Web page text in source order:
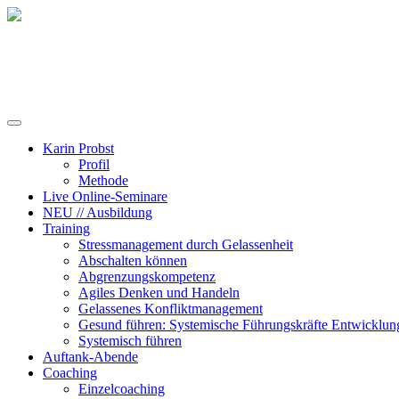
Karin Probst
Profil
Methode
Live Online-Seminare
NEU // Ausbildung
Training
Stressmanagement durch Gelassenheit
Abschalten können
Abgrenzungskompetenz
Agiles Denken und Handeln
Gelassenes Konfliktmanagement
Gesund führen: Systemische Führungskräfte
Systemisch führen
Auftank-Abende
Coaching
Einzelcoaching